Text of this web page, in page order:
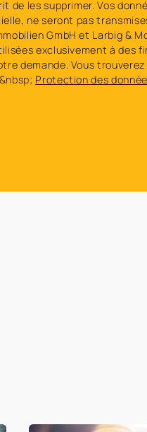
de les supprimer. Vos
ne seront pas
GmbH et Larbig &
exclusivement à des
demande. Vous
Protection des